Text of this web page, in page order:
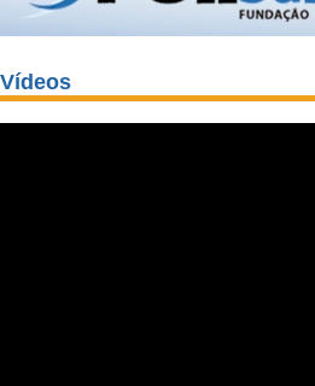
Vídeos